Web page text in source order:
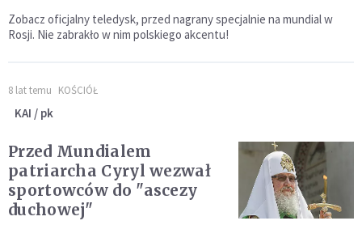
Zobacz oficjalny teledysk, przed nagrany specjalnie na mundial w
Rosji. Nie zabrakło w nim polskiego akcentu!
8 lat temu KOŚCIÓŁ
KAI / pk
Przed Mundialem
patriarcha Cyryl wezwał
sportowców do "ascezy
duchowej"